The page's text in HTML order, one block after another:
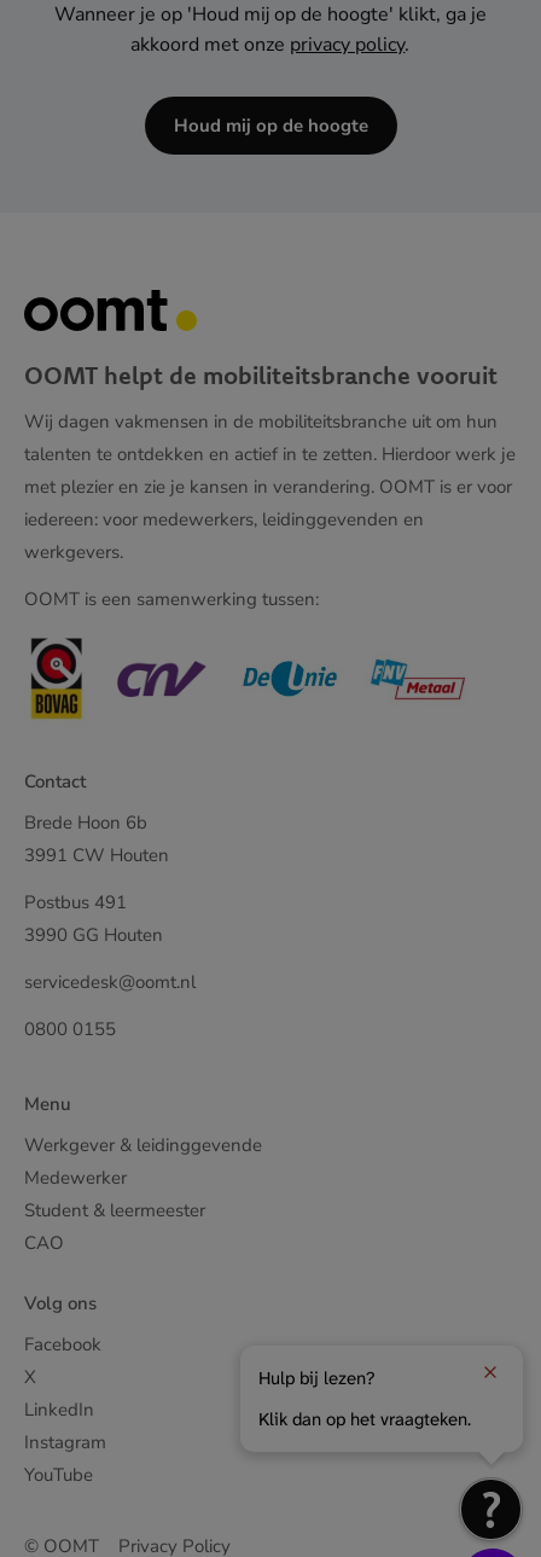
Wanneer je op 'Houd mij op de hoogte' klikt, ga je
akkoord met onze privacy policy.
Houd mij op de hoogte
OOMT helpt de mobiliteitsbranche vooruit
Wij dagen vakmensen in de mobiliteitsbranche uit om hun
talenten te ontdekken en actief in te zetten. Hierdoor werk je
met plezier en zie je kansen in verandering. OOMT is er voor
iedereen: voor medewerkers, leidinggevenden en
werkgevers.
OOMT is een samenwerking tussen:
Contact
Brede Hoon 6b
3991 CW Houten
Postbus 491
3990 GG Houten
servicedesk@oomt.nl
0800 0155
Menu
Werkgever & leidinggevende
Medewerker
Student & leermeester
CAO
Volg ons
Facebook
X
LinkedIn
Instagram
YouTube
© OOMT Privacy Policy
Hulp bij lezen?
Klik dan op het vraagteken.